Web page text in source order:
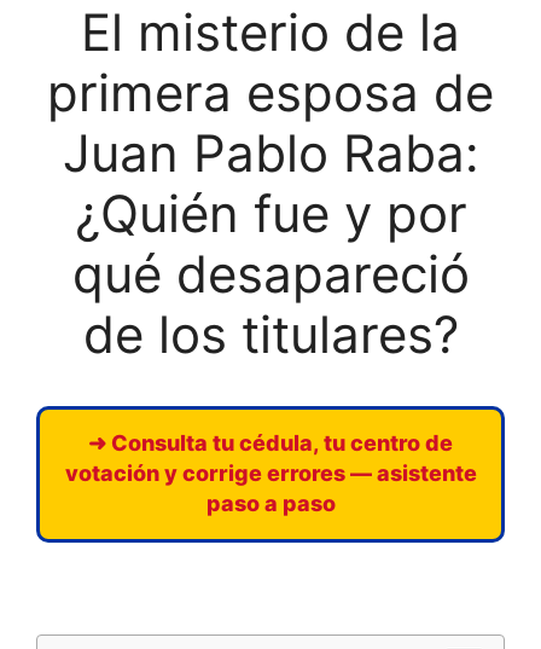
El misterio de la
primera esposa de
Juan Pablo Raba:
¿Quién fue y por
qué desapareció
de los titulares?
➜ Consulta tu cédula, tu centro de
votación y corrige errores — asistente
paso a paso